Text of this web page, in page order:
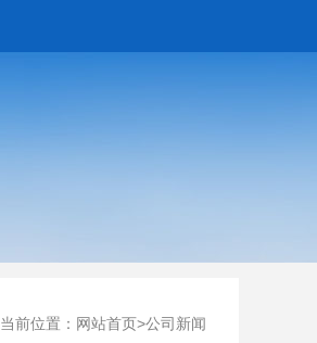
当前位置： 网站首页 >公司新闻